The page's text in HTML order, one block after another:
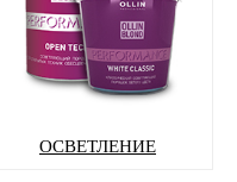
ОСВЕТЛЕНИЕ